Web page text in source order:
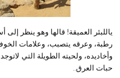
ياللبئر العميقة! قالها وهو ينظر
رطبة، وعرقه يتصبب، وعلامات
وأخاديده، ولحيته الطويلة التي
حبات العرق..